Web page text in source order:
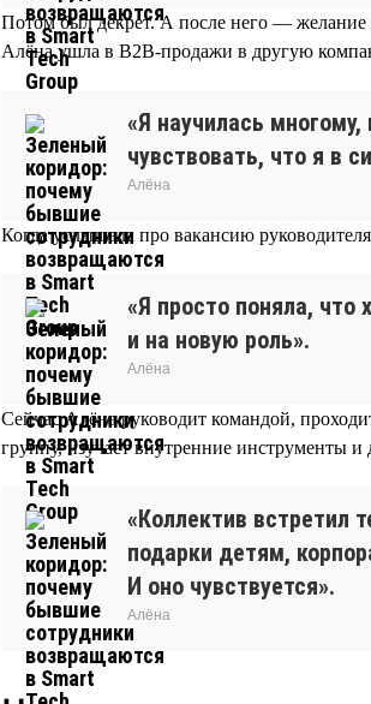
Потом был декрет. А после него — желание
Алёна ушла в B2B-продажи в другую
«Я научилась
чувствовать, что я в
Алёна
Когда услышала про вакансию
«Я просто поняла, что
и на новую роль».
Алёна
Сейчас Алёна руководит командой,
группу, изучает внутренние инструменты
«Коллектив встретил
подарки детям,
И оно чувствуется».
Алёна